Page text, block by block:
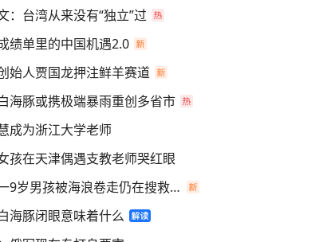
：台湾从来没有“独立”过
绩单里的中国机遇2.0
始人贾国龙押注鲜羊赛道
海豚或携极端暴雨重创多省市
成为浙江大学老师
孩在天津偶遇支教老师哭红眼
浙江一9岁男孩被海浪卷走仍在搜救中
海豚闭眼意味着什么